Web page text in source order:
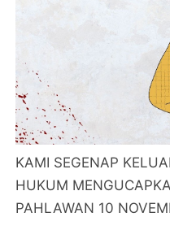
KAMI SEGENAP
HUKUM
PAHLAWAN 10